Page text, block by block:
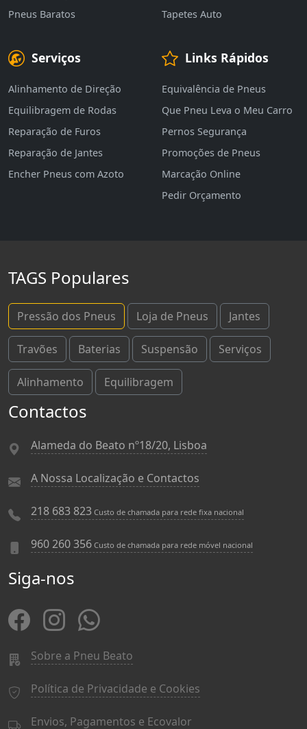
Pneus Baratos
Tapetes Auto
Serviços
Alinhamento de Direção
Equilibragem de Rodas
Reparação de Furos
Reparação de Jantes
Encher Pneus com Azoto
Links Rápidos
Equivalência de Pneus
Que Pneu Leva o Meu Carro
Pernos Segurança
Promoções de Pneus
Marcação Online
Pedir Orçamento
TAGS Populares
Pressão dos Pneus Loja de Pneus Jantes
Travões Baterias Suspensão Serviços
Alinhamento Equilibragem
Contactos
Alameda do Beato nº18/20, Lisboa
A Nossa Localização e Contactos
218 683 823 Custo de chamada para rede fixa nacional
960 260 356 Custo de chamada para rede móvel nacional
Siga-nos
Sobre a Pneu Beato
Política de Privacidade e Cookies
Envios, Pagamentos e Ecovalor